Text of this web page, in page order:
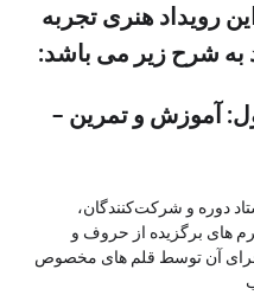
رویداد هنری تجربه
به شرح زیر می باشد:
آموزش و تمرین –
معرفی استاد دوره و شرکت‌کنندگان،
های برگزیده از حروف و
آن توسط قلم های مخصوص